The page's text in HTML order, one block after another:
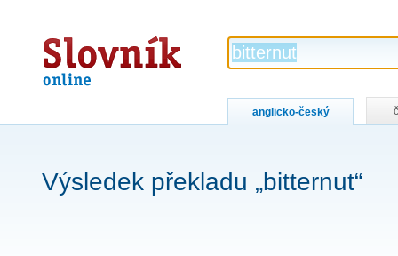
Slovník
online
anglicko-český
Výsledek překladu „bitternut“